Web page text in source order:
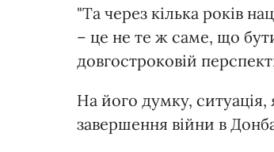
"Та через кілька років
– це не те ж саме, що
довгостроковій
На його думку,
завершення війни в